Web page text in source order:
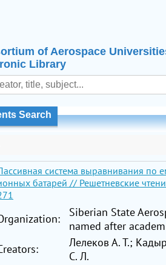
of Aerospace
Library
Search
система выравнивания по
батарей // Решетневские
Siberian State
named after
Лелеков А. Т.;
С. Л.